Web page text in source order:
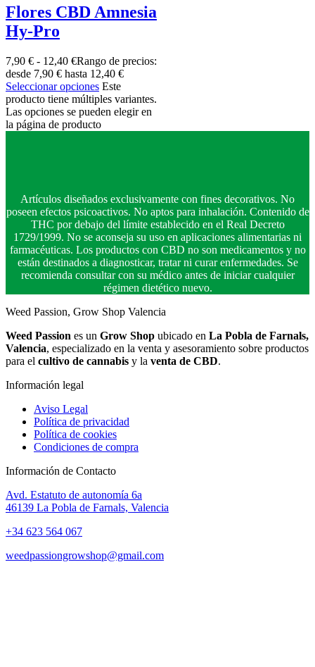
Flores CBD Amnesia
Hy-Pro
7,90 € - 12,40 €Rango de precios:
desde 7,90 € hasta 12,40 €
Seleccionar opciones Este
producto tiene múltiples variantes.
Las opciones se pueden elegir en
la página de producto
Artículos diseñados exclusivamente con fines decorativos. No
poseen efectos psicoactivos. No aptos para inhalación. Contenido de
THC por debajo del límite establecido en el Real Decreto
1729/1999. No se aconseja su uso en aplicaciones alimentarias ni
farmacéuticas. Los productos con CBD no son medicamentos y no
están destinados a diagnosticar, tratar ni curar enfermedades. Se
recomienda consultar con su médico antes de iniciar cualquier
régimen dietético nuevo.
Weed Passion, Grow Shop Valencia
Weed Passion es un Grow Shop ubicado en La Pobla de Farnals,
Valencia, especializado en la venta y asesoramiento sobre productos
para el cultivo de cannabis y la venta de CBD.
Información legal
Aviso Legal
Política de privacidad
Política de cookies
Condiciones de compra
Información de Contacto
Avd. Estatuto de autonomía 6a
46139 La Pobla de Farnals, Valencia
+34 623 564 067
weedpassiongrowshop@gmail.com